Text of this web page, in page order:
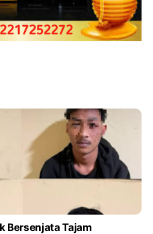
Bersenjata Tajam